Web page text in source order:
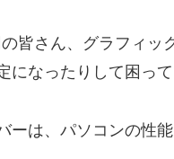
皆さん、グラフィッ
になったりして困って
ーは、パソコンの性